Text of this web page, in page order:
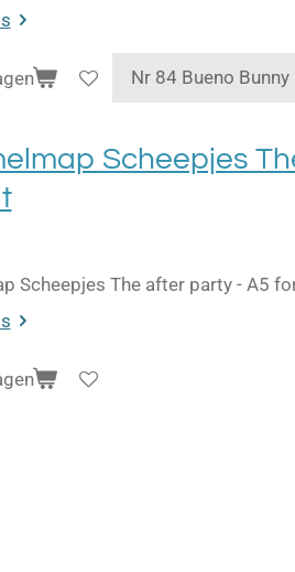
Scheepjes
Scheepjes The after party - A5